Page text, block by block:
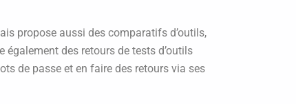
propose aussi des comparatifs d’outils,
des retours de tests d’outils
de passe et en faire des retours via ses